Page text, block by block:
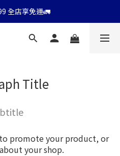
享9折優惠⭐
全店享免運🚛
$599享9折優惠⭐
Title
promote your product, or
your shop.